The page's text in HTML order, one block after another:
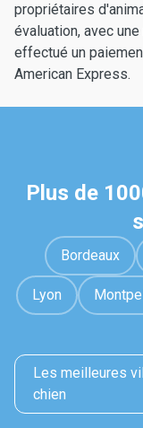
propriétaires
évaluation, avec
effectué un
American Express.
Plus de
Bordeaux
Lyon
Les meilleures
chien